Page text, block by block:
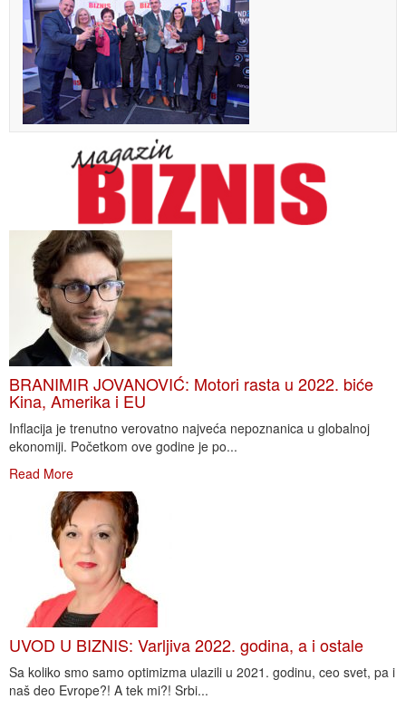
BRANIMIR JOVANOVIĆ: Motori rasta u 2022. biće
Kina, Amerika i EU
Inflacija je trenutno verovatno najveća nepoznanica u globalnoj
ekonomiji. Početkom ove godine je po...
Read More
UVOD U BIZNIS: Varljiva 2022. godina, a i ostale
Sa koliko smo samo optimizma ulazili u 2021. godinu, ceo svet, pa i
naš deo Evrope?! A tek mi?! Srbi...